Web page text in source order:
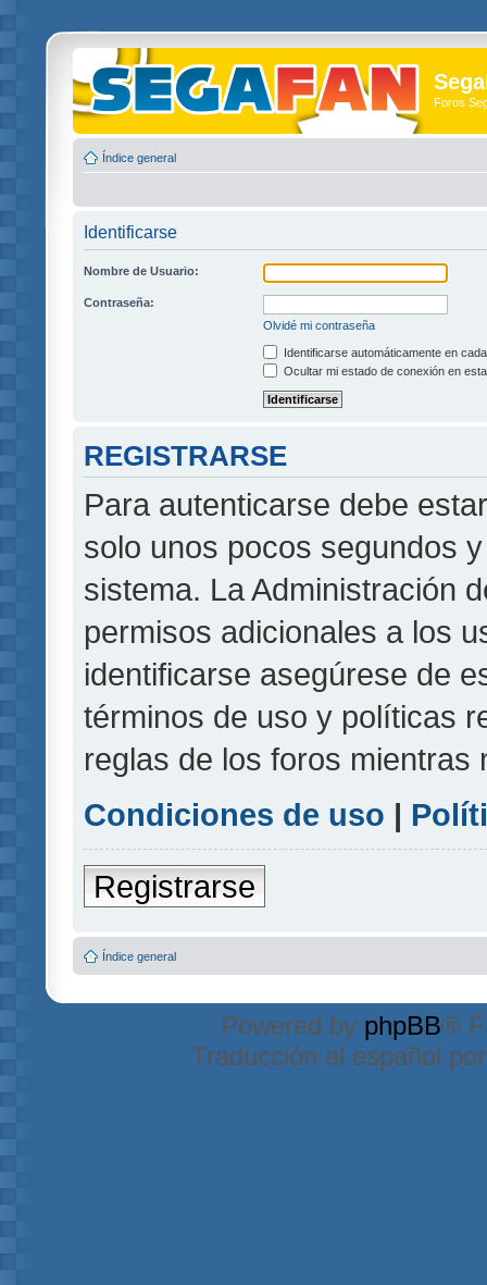
Foros
Índice general
Identificarse
Nombre de Usuario:
Contraseña:
Olvidé mi contraseña
Identificarse automáticamente en
Ocultar mi estado de conexión en
REGISTRARSE
Para autenticarse debe
solo unos pocos segundos
sistema. La Administración
permisos adicionales a los
identificarse asegúrese de
términos de uso y políticas
reglas de los foros mientras
Condiciones de uso |
Registrarse
Índice general
Powered by phpBB®
Traducción al español